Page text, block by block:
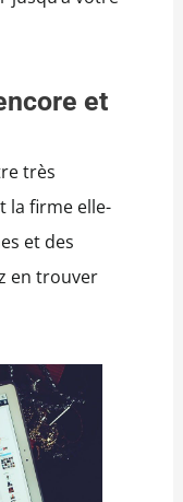
et
très
la firme elle-
et des
en trouver